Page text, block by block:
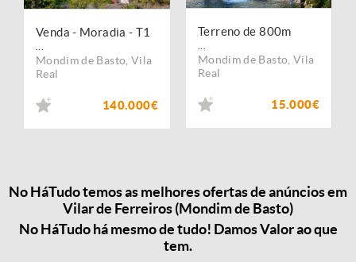
Venda - Moradia - T1
Mondim de Basto Vila
Real
140.000€
Terreno de 800m
Mondim de Basto Vila
Real
15.000€
No HáTudo temos as melhores ofertas de anúncios em
Vilar de Ferreiros (Mondim de Basto)
No HáTudo há mesmo de tudo! Damos Valor ao que
tem.